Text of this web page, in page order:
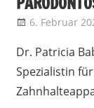
6. Februar
Dr. Patricia
Spezialistin